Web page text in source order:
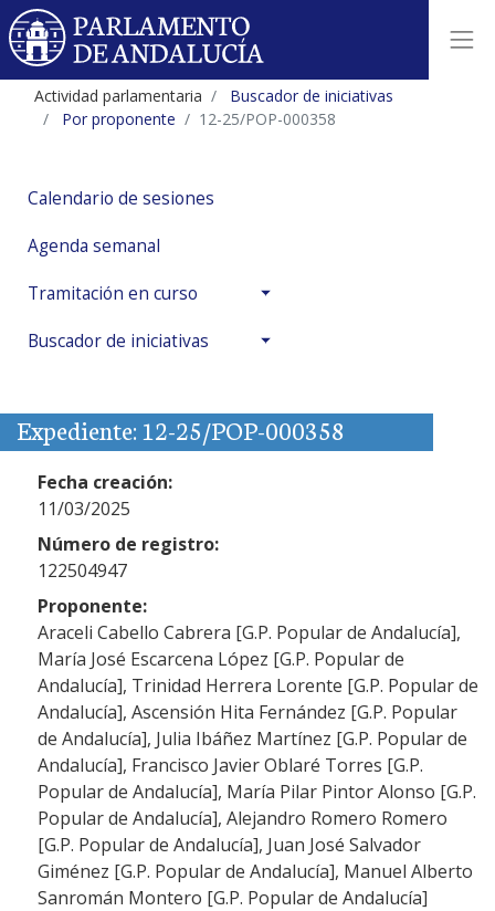
Actividad parlamentaria
Buscador de iniciativas
Por proponente
12-25/POP-000358
Calendario de sesiones
Agenda semanal
Tramitación en curso
Buscador de iniciativas
Expediente: 12-25/POP-000358
Fecha creación:
11/03/2025
Número de registro:
122504947
Proponente:
Araceli Cabello Cabrera [G.P. Popular de Andalucía],
María José Escarcena López [G.P. Popular de
Andalucía], Trinidad Herrera Lorente [G.P. Popular de
Andalucía], Ascensión Hita Fernández [G.P. Popular
de Andalucía], Julia Ibáñez Martínez [G.P. Popular de
Andalucía], Francisco Javier Oblaré Torres [G.P.
Popular de Andalucía], María Pilar Pintor Alonso [G.P.
Popular de Andalucía], Alejandro Romero Romero
[G.P. Popular de Andalucía], Juan José Salvador
Giménez [G.P. Popular de Andalucía], Manuel Alberto
Sanromán Montero [G.P. Popular de Andalucía]